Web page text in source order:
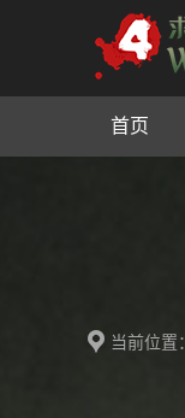
首页
当前位置：